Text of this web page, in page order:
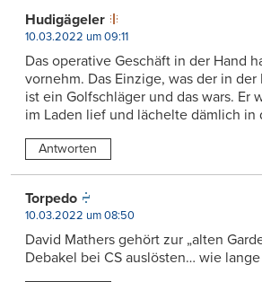
Hudigägeler
10.03.2022 um 09:11
Das operative Geschäft in der Hand
vornehm. Das Einzige, was der in
ist ein Golfschläger und das wars. Er
im Laden lief und lächelte dämlich in
Antworten
Torpedo
10.03.2022 um 08:50
David Mathers gehört zur „alten
Debakel bei CS auslösten… wie